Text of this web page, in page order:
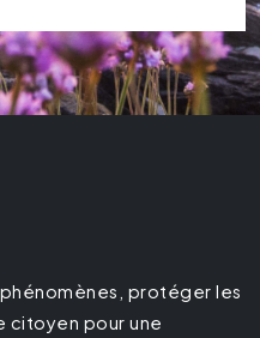
protéger les
citoyen pour une